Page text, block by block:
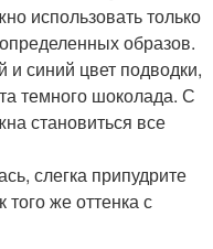
использовать только
образов.
и синий цвет подводки,
темного шоколада. С
становиться все
слегка припудрите
же оттенка с